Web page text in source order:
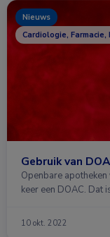
Nieuws
Cardiologie,
Gebruik van
Openbare
keer een DOAC. Dat
10 okt. 2022